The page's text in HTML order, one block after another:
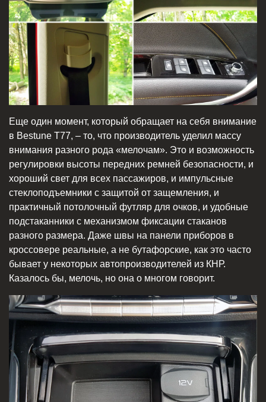
Еще один момент, который обращает на себя внимание
в Bestune T77, – то, что производитель уделил массу
внимания разного рода «мелочам». Это и возможность
регулировки высоты передних ремней безопасности, и
хороший свет для всех пассажиров, и импульсные
стеклоподъемники с защитой от защемления, и
практичный потолочный футляр для очков, и удобные
подстаканники с механизмом фиксации стаканов
разного размера. Даже швы на панели приборов в
кроссовере реальные, а не бутафорские, как это часто
бывает у некоторых автопроизводителей из КНР.
Казалось бы, мелочь, но она о многом говорит.